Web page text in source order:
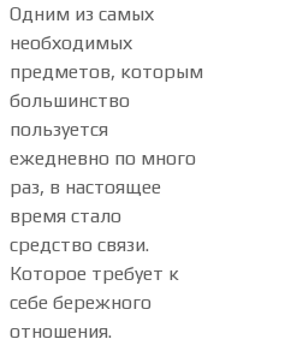
Одним из самых
необходимых
предметов, которым
большинство
пользуется
ежедневно по много
раз, в настоящее
время стало
средство связи.
Которое требует к
себе бережного
отношения.